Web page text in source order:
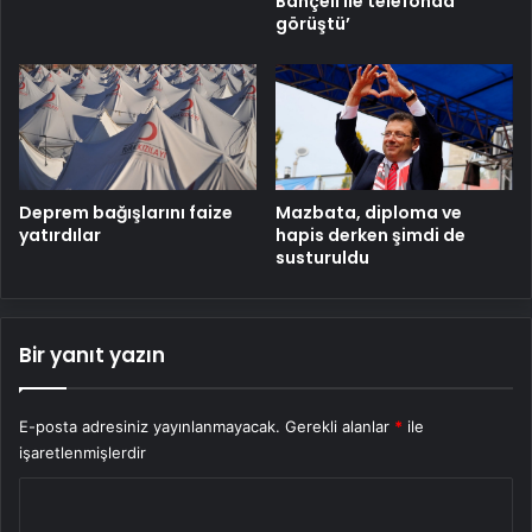
görüştü’
Deprem bağışlarını faize
yatırdılar
Mazbata, diploma ve
hapis derken şimdi de
susturuldu
Bir yanıt yazın
E-posta adresiniz yayınlanmayacak. Gerekli alanlar * ile
işaretlenmişlerdir